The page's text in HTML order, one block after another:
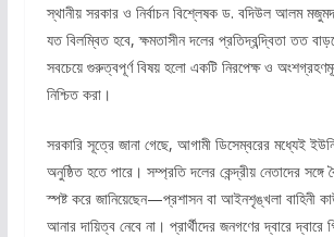
স্থানীয় সরকার ও নির্বাচন বিশ্লেষক ড. বদিউল আলম
যত বিলম্বিত হবে, ক্ষমতাসীন দলের প্রতিদ্বন্দ্বিতা তত
সবচেয়ে গুরুত্বপূর্ণ বিষয় হলো একটি নিরপেক্ষ ও
নিশ্চিত করা।
সরকারি সূত্রে জানা গেছে, আগামী ডিসেম্বরের মধ্যেই
অনুষ্ঠিত হতে পারে। সম্প্রতি দলের কেন্দ্রীয় নেতাদের সঙ্গে
স্পষ্ট করে জানিয়েছেন—প্রশাসন বা আইনশৃঙ্খলা বাহিনী
আনার দায়িত্ব নেবে না। প্রার্থীদের জনগণের দ্বারে